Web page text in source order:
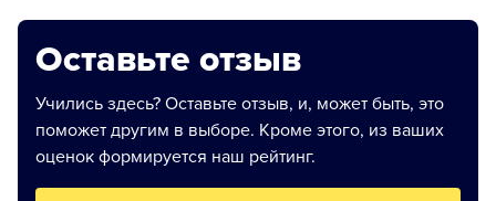
Оставьте отзыв
Учились здесь? Оставьте отзыв, и, может быть, это
поможет другим в выборе. Кроме этого, из ваших
оценок формируется наш рейтинг.